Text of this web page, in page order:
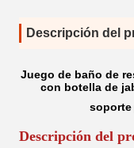
Descripción del
Juego de baño de
con botella de
soporte
Descripción del